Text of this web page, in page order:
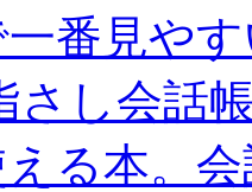
番見や
さし会話
る本。